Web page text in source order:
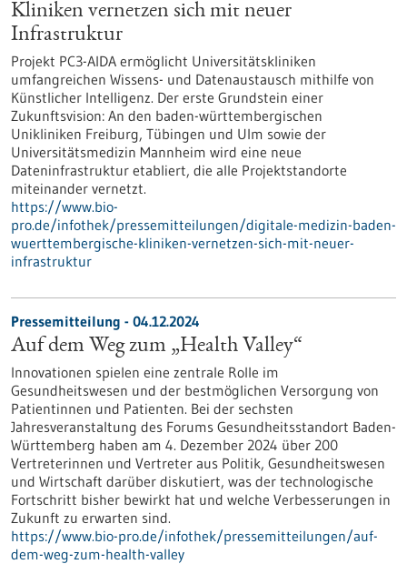
Kliniken vernetzen sich mit neuer
Infrastruktur
Projekt PC3-AIDA ermöglicht Universitätskliniken
umfangreichen Wissens- und Datenaustausch mithilfe von
Künstlicher Intelligenz. Der erste Grundstein einer
Zukunftsvision: An den baden-württembergischen
Unikliniken Freiburg, Tübingen und Ulm sowie der
Universitätsmedizin Mannheim wird eine neue
Dateninfrastruktur etabliert, die alle Projektstandorte
miteinander vernetzt.
https://www.bio-
pro.de/infothek/pressemitteilungen/digitale-medizin-baden-
wuerttembergische-kliniken-vernetzen-sich-mit-neuer-
infrastruktur
Pressemitteilung - 04.12.2024
Auf dem Weg zum „Health Valley“
Innovationen spielen eine zentrale Rolle im
Gesundheitswesen und der bestmöglichen Versorgung von
Patientinnen und Patienten. Bei der sechsten
Jahresveranstaltung des Forums Gesundheitsstandort Baden-
Württemberg haben am 4. Dezember 2024 über 200
Vertreterinnen und Vertreter aus Politik, Gesundheitswesen
und Wirtschaft darüber diskutiert, was der technologische
Fortschritt bisher bewirkt hat und welche Verbesserungen in
Zukunft zu erwarten sind.
https://www.bio-pro.de/infothek/pressemitteilungen/auf-
dem-weg-zum-health-valley